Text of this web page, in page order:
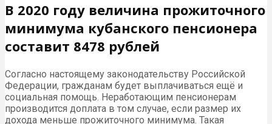
В 2020 году величина прожиточного
минимума кубанского пенсионера
составит 8478 рублей
Согласно настоящему законодательству Российской
Федерации, гражданам будет выплачиваться ещё и
социальная помощь. Неработающим пенсионерам
производится доплата в том случае, если размер их
дохода меньше прожиточного минимума. Такая